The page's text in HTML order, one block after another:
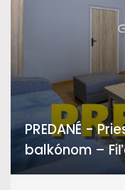
PREDANÉ -
balkónom –